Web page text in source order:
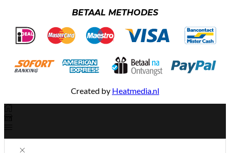
BETAAL METHODES
Created by Heatmedia.nl